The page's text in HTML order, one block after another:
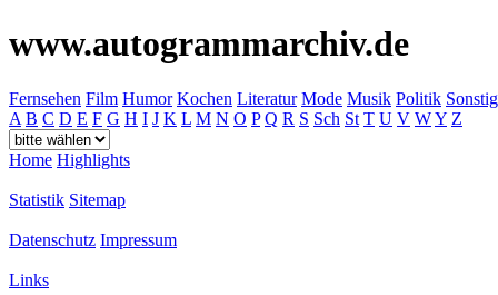
www.autogrammarchiv.de
Fernsehen Film Humor Kochen Literatur Mode Musik Politik
A B C D E F G H I J K L M N O P Q R S Sch St T U V WY Z
Home Highlights
Statistik Sitemap
Datenschutz Impressum
Links